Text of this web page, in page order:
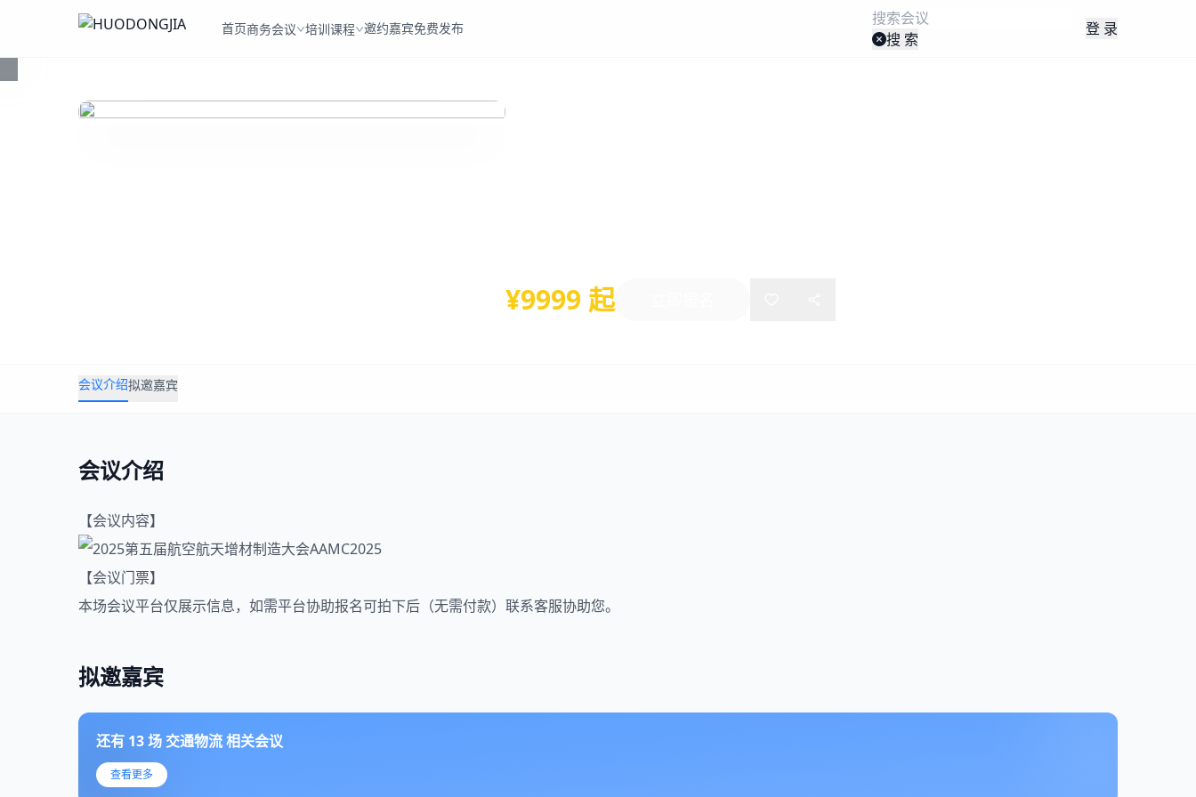
首页商务会议 培训课程 邀约嘉宾免费发布
搜 索
登 录
¥9999 起
会议介绍拟邀嘉宾
会议介绍
【会议内容】
【会议门票】
本场会议平台仅展示信息，如需平台协助报名可拍下后（无需付款）联系客服协助您。
拟邀嘉宾
还有 13场 交通物流相关会议
查看更多